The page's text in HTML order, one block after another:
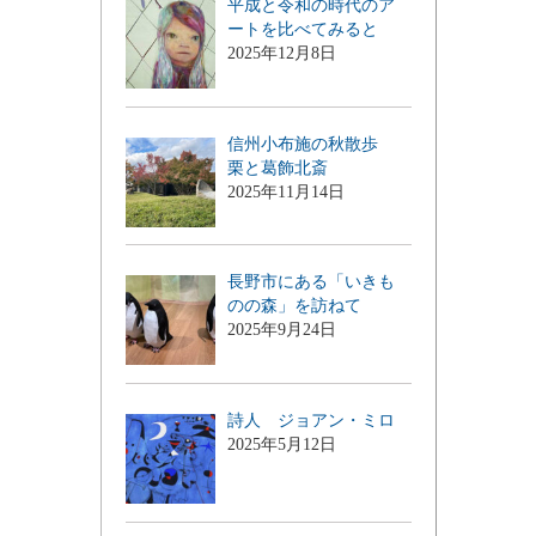
平成と令和の時代のア
ートを比べてみると
2025年12月8日
信州小布施の秋散歩
栗と葛飾北斎
2025年11月14日
長野市にある「いきも
のの森」を訪ねて
2025年9月24日
詩人 ジョアン・ミロ
2025年5月12日